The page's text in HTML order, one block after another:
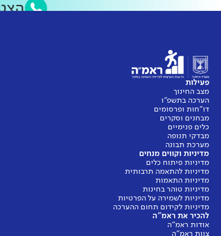
פעילות
מצב החינוך
הערכה בתשפ"ו
דו"חות ופרסומים
מבחנים וסקרים
כלים פנימיים
מבדקי תנופה
מערכת תבונה
מדיניות וקווים מנחים
מדיניות פיתוח כלים
מדיניות להתאמה תרבותית
מדיניות התאמות
מדיניות טוהר בחינות
מדיניות לשמירה על הפרטיות
מדיניות לקידום תחום ההערכה
להכיר את ראמ"ה
אודות ראמ"ה
צוות ראמ"ה